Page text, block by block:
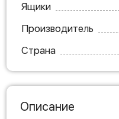
Ящики
Производитель
Страна
Описание